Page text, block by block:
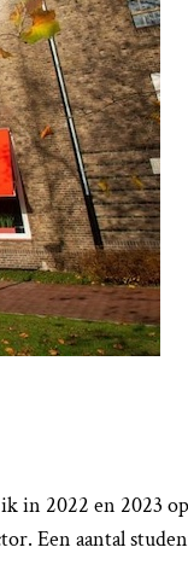
in 2022 en 2023
Een aantal